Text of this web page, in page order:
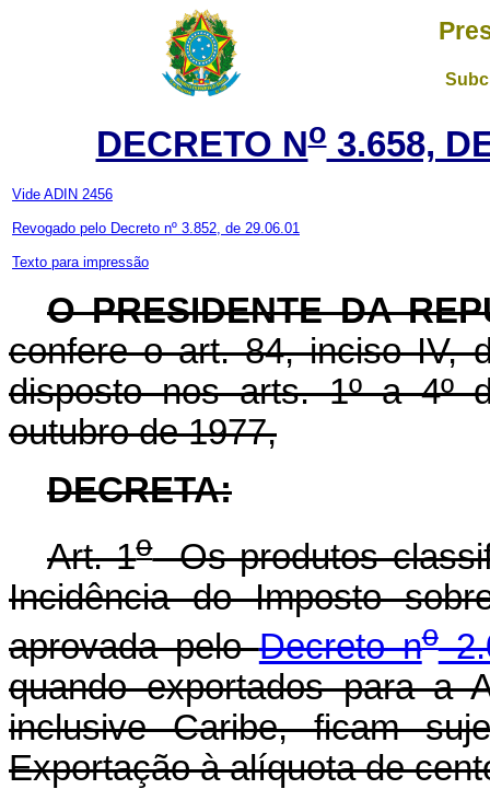
DECRETO No3.658,
Vide ADIN 2456
Revogado pelo Decreto nº 3.852, de 29.06.01
Texto para impressão
O PRESIDENTE DA
confere o art. 84, inciso IV,
disposto nos arts. 1º a 4º
outubro de 1977,
DECRETA:
Art. 1oOs produtos
Incidência do Imposto
aprovada peloDecreto no
quando exportados para a
inclusive Caribe, ficam
Exportação à alíquota de